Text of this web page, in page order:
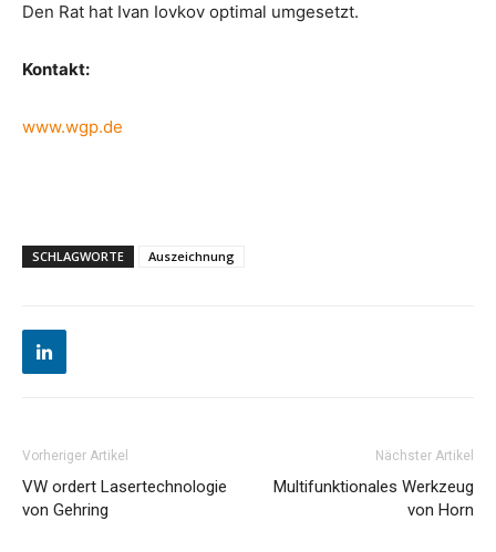
Den Rat hat Ivan Iovkov optimal umgesetzt.
Kontakt:
www.wgp.de
SCHLAGWORTE Auszeichnung
Vorheriger Artikel
VW ordert Lasertechnologie
von Gehring
Nächster Artikel
Multifunktionales Werkzeug
von Horn